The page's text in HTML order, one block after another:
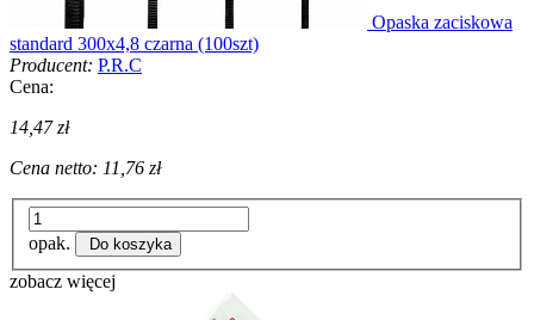
Opaska zaciskowa
standard 300x4,8 czarna (100szt)
Producent: P.R.C
Cena:
14,47 zł
Cena netto: 11,76 zł
opak. Do koszyka
zobacz więcej